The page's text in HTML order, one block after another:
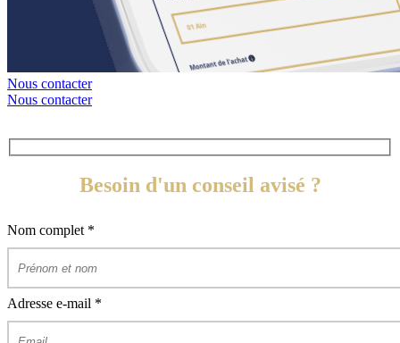
Nous contacter
Nous contacter
Besoin d'un conseil avisé ?
Nom complet *
Adresse e-mail *